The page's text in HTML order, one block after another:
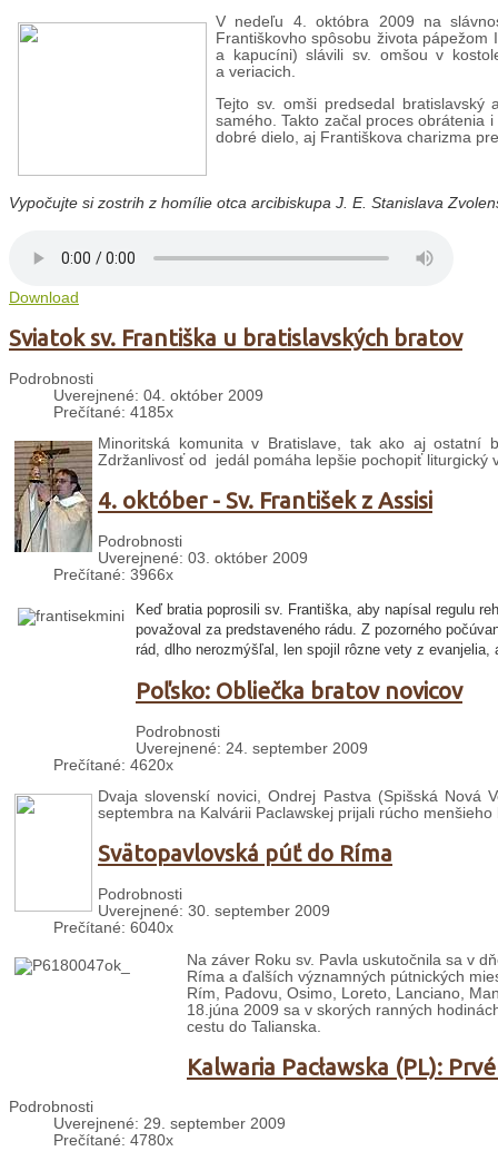
V nedeľu 4. októbra 2009 na
Františkovho spôsobu života
a kapucíni) slávili sv. omšou v
a veriacich.
Tejto sv. omši predsedal
samého. Takto začal proces obrátenia
dobré dielo, aj Františkova charizma
Vypočujte si zostrih z homílie otca arcibiskupa J. E. Stanislava
Download
Sviatok sv. Františka u bratislavských bratov
Podrobnosti
Uverejnené: 04. október 2009
Prečítané: 4185x
Minoritská komunita v Bratislave, tak ako aj ostatní
Zdržanlivosť od jedál pomáha lepšie pochopiť liturgický
4. október - Sv. František z Assisi
Podrobnosti
Uverejnené: 03. október 2009
Prečítané: 3966x
Keď bratia poprosili sv. Františka, aby napísal regulu
považoval za predstaveného rádu. Z pozorného
rád, dlho nerozmýšľal, len spojil rôzne vety z evanjelia,
Poľsko: Obliečka bratov novicov
Podrobnosti
Uverejnené: 24. september 2009
Prečítané: 4620x
Dvaja slovenskí novici, Ondrej Pastva (Spišská
septembra na Kalvárii Paclawskej prijali rúcho menšieho
Svätopavlovská púť do Ríma
Podrobnosti
Uverejnené: 30. september 2009
Prečítané: 6040x
Na záver Roku sv. Pavla uskutočnila sa v
Ríma a ďalších významných pútnických
Rím, Padovu, Osimo, Loreto, Lanciano,
18.júna 2009 sa v skorých ranných
cestu do Talianska.
Kalwaria Pacławska (PL):
Podrobnosti
Uverejnené: 29. september 2009
Prečítané: 4780x